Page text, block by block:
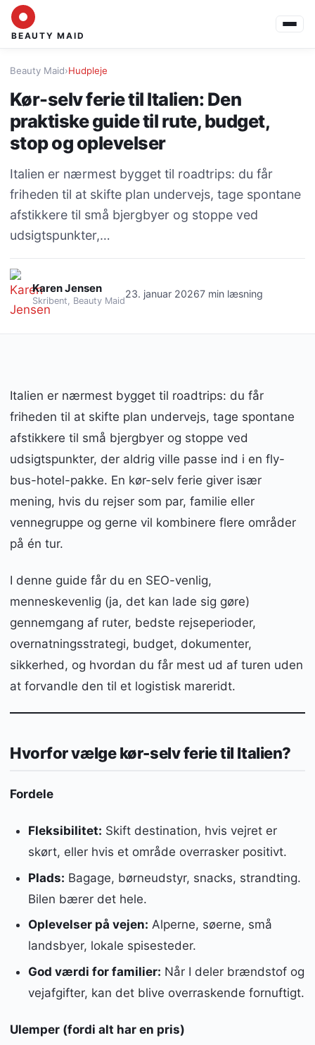
BEAUTY MAID
Beauty Maid›Hudpleje
Kør-selv ferie til Italien: Den
praktiske guide til rute, budget,
stop og oplevelser
Italien er nærmest bygget til roadtrips: du får
friheden til at skifte plan undervejs, tage spontane
afstikkere til små bjergbyer og stoppe ved
udsigtspunkter,…
Karen Jensen
Skribent, Beauty Maid
23. januar 20267 min læsning
Italien er nærmest bygget til roadtrips: du får
friheden til at skifte plan undervejs, tage spontane
afstikkere til små bjergbyer og stoppe ved
udsigtspunkter, der aldrig ville passe ind i en fly-
bus-hotel-pakke. En kør-selv ferie giver især
mening, hvis du rejser som par, familie eller
vennegruppe og gerne vil kombinere flere områder
på én tur.
I denne guide får du en SEO-venlig,
menneskevenlig (ja, det kan lade sig gøre)
gennemgang af ruter, bedste rejseperioder,
overnatningsstrategi, budget, dokumenter,
sikkerhed, og hvordan du får mest ud af turen uden
at forvandle den til et logistisk mareridt.
Hvorfor vælge kør-selv ferie til Italien?
Fordele
Fleksibilitet: Skift destination, hvis vejret er
skørt, eller hvis et område overrasker positivt.
Plads: Bagage, børneudstyr, snacks, strandting.
Bilen bærer det hele.
Oplevelser på vejen: Alperne, søerne, små
landsbyer, lokale spisesteder.
God værdi for familier: Når I deler brændstof og
vejafgifter, kan det blive overraskende fornuftigt.
Ulemper (fordi alt har en pris)